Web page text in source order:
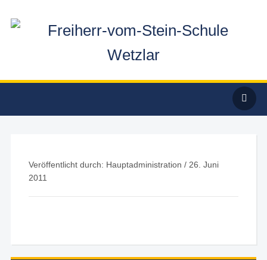
Veröffentlicht durch: Hauptadministration / 26. Juni
2011